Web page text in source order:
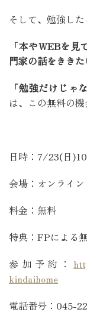
そして、勉強し
「本やWEBを
門家の話をききた
「勉強だけじゃ
は、この無料の
日時：7/23(日
会場：オンライン
料金：無料
特典：FPによる
参加予約：
kindaihome
電話番号：045-